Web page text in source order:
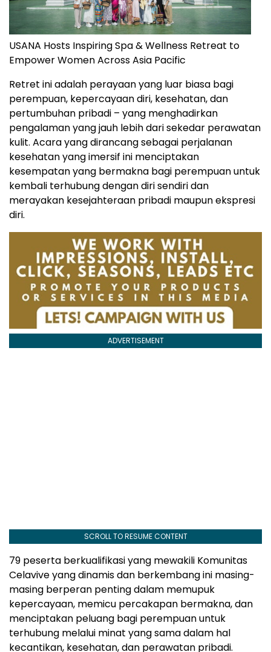
USANA Hosts Inspiring Spa & Wellness Retreat to
Empower Women Across Asia Pacific
Retret ini adalah perayaan yang luar biasa bagi
perempuan, kepercayaan diri, kesehatan, dan
pertumbuhan pribadi – yang menghadirkan
pengalaman yang jauh lebih dari sekedar perawatan
kulit. Acara yang dirancang sebagai perjalanan
kesehatan yang imersif ini menciptakan
kesempatan yang bermakna bagi perempuan untuk
kembali terhubung dengan diri sendiri dan
merayakan kesejahteraan pribadi maupun ekspresi
diri.
ADVERTISEMENT
SCROLL TO RESUME CONTENT
79 peserta berkualifikasi yang mewakili Komunitas
Celavive yang dinamis dan berkembang ini masing-
masing berperan penting dalam memupuk
kepercayaan, memicu percakapan bermakna, dan
menciptakan peluang bagi perempuan untuk
terhubung melalui minat yang sama dalam hal
kecantikan, kesehatan, dan perawatan pribadi.